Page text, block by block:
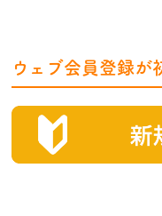
ウェブ会員登録が